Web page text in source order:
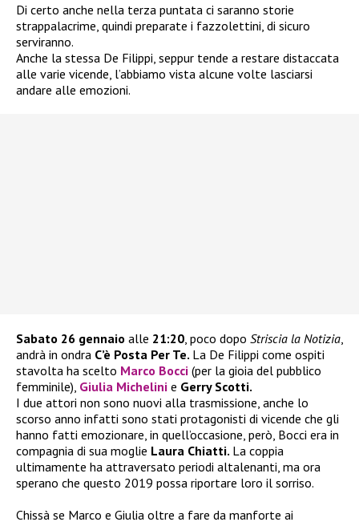
Di certo anche nella terza puntata ci saranno storie
strappalacrime, quindi preparate i fazzolettini, di sicuro
serviranno.
Anche la stessa De Filippi, seppur tende a restare distaccata
alle varie vicende, l’abbiamo vista alcune volte lasciarsi
andare alle emozioni.
Sabato 26 gennaio alle 21:20 , poco dopo Striscia la Notizia
andrà in ondra C’è Posta Per Te. La De Filippi come ospiti
stavolta ha scelto Marco Bocci (per la gioia del pubblico
femminile), Giulia Michelini e Gerry Scotti.
I due attori non sono nuovi alla trasmissione, anche lo
scorso anno infatti sono stati protagonisti di vicende che gli
hanno fatti emozionare, in quell’occasione, però, Bocci era in
compagnia di sua moglie Laura Chiatti. La coppia
ultimamente ha attraversato periodi altalenanti, ma ora
sperano che questo 2019 possa riportare loro il sorriso.
Chissà se Marco e Giulia oltre a fare da manforte ai